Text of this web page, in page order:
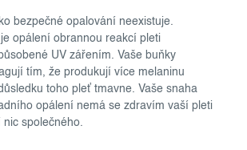
bezpečné opalování neexistuje.
opálení obrannou reakcí pleti
UV zářením. Vaše buňky
tím, že produkují více melaninu
toho pleť tmavne. Vaše snaha
opálení nemá se zdravím vaší pleti
společného.